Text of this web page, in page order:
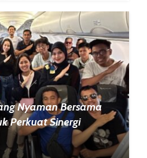
Nyaman Bersama
Perkuat Sinergi